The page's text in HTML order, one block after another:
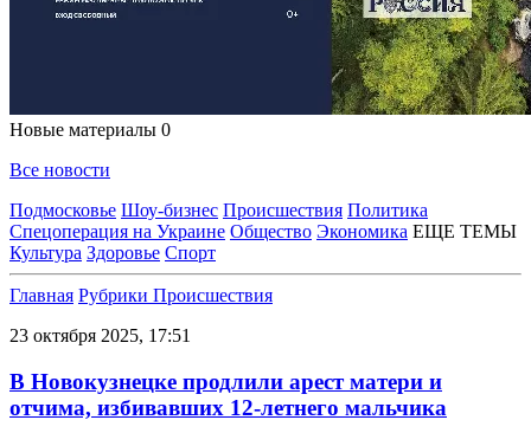
Новые материалы 0
Все новости
Подмосковье Шоу-бизнес Происшествия Политика
Спецоперация на Украине Общество Экономика ЕЩЕ ТЕМЫ
Культура Здоровье Спорт
Главная Рубрики Происшествия
23 октября 2025, 17:51
В Новокузнецке продлили арест матери и
отчима, избивавших 12-летнего мальчика